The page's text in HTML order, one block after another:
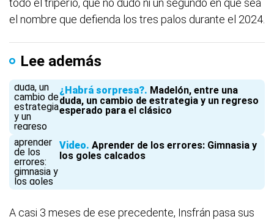
todo el triperío, que no dudó ni un segundo en que sea
el nombre que defienda los tres palos durante el 2024.
Lee además
¿Habrá sorpresa? Madelón, entre una
duda, un cambio de estrategia y un regreso
esperado para el clásico
Video Aprender de los errores: Gimnasia y
los goles calcados
A casi 3 meses de ese precedente, Insfrán pasa sus